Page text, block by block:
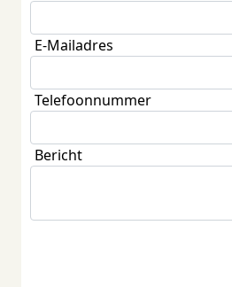
E-Mailadres
Telefoonnummer
Bericht